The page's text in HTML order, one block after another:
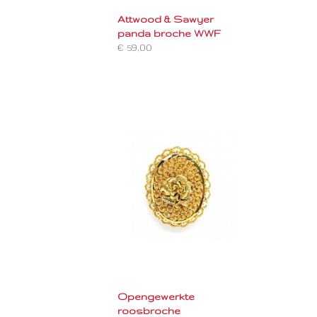
Attwood & Sawyer
panda broche WWF
€ 59,00
Opengewerkte
roosbroche